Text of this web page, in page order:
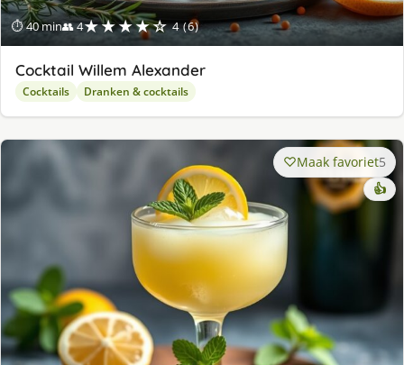
⏱ 40 min👥 4★★★★☆ 4 (6)
Cocktail Willem Alexander
Cocktails Dranken & cocktails
Maak favoriet5
👍